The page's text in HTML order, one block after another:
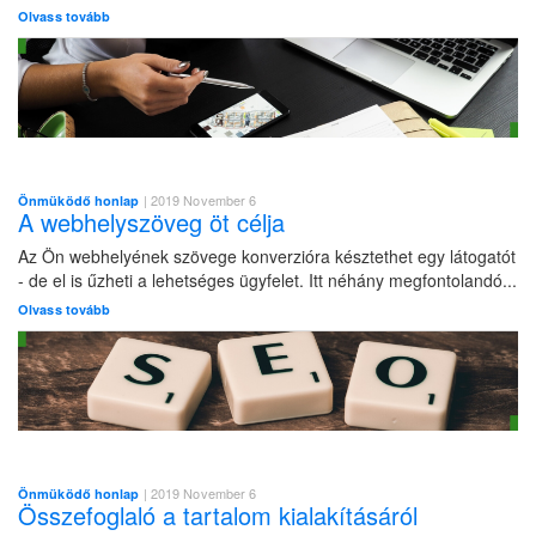
Olvass tovább
Önmüködő honlap | 2019 November 6
A webhelyszöveg öt célja
Az Ön webhelyének szövege konverzióra késztethet egy látogatót
- de el is űzheti a lehetséges ügyfelet. Itt néhány megfontolandó...
Olvass tovább
Önmüködő honlap | 2019 November 6
Összefoglaló a tartalom kialakításáról